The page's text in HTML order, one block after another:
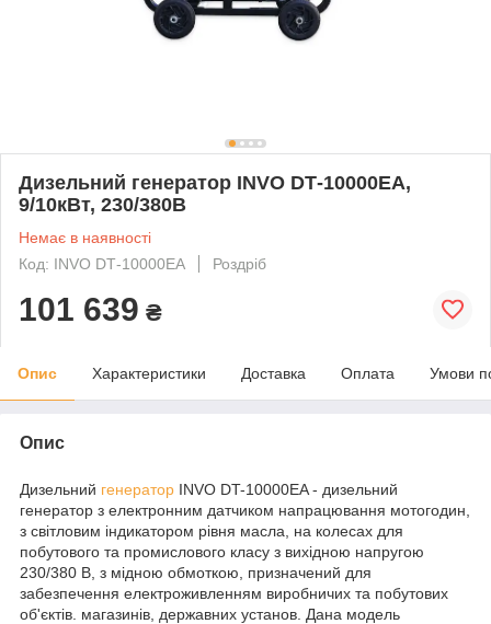
Дизельний генератор INVO DТ-10000EA,
9/10кВт, 230/380В
Немає в наявності
Код: INVO DТ-10000EA
Роздріб
101 639 ₴
Опис Характеристики Доставка Оплата Умови
Опис
Дизельний генератор INVO DT-10000EA - дизельний
генератор з електронним датчиком напрацювання мотогодин,
з світловим індикатором рівня масла, на колесах для
побутового та промислового класу з вихідною напругою
230/380 В, з мідною обмоткою, призначений для
забезпечення електроживленням виробничих та побутових
об'єктів. магазинів, державних установ. Дана модель